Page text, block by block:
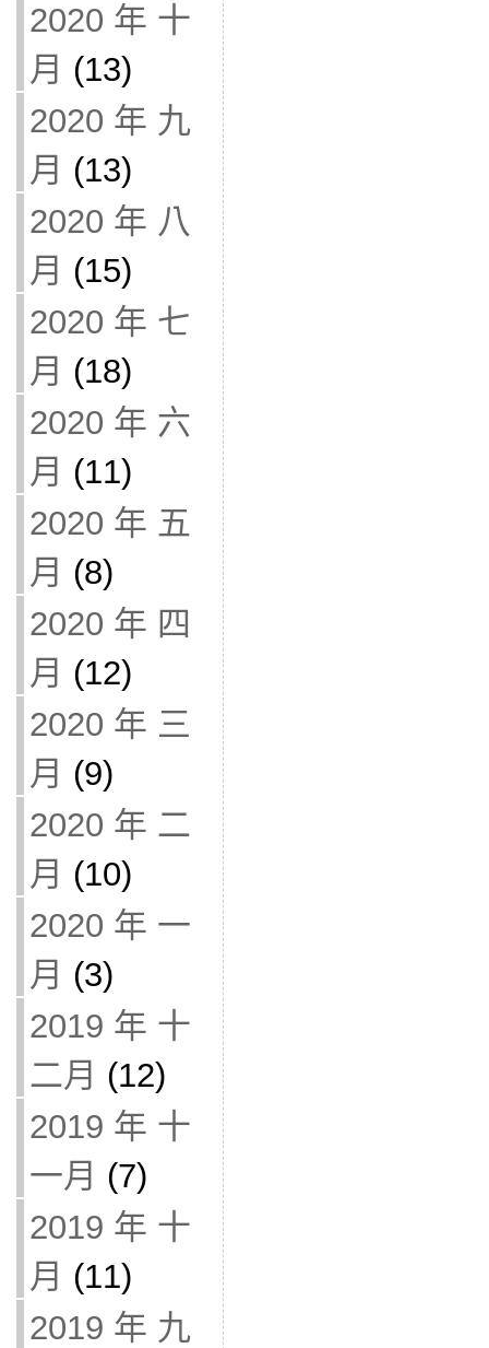
2020 年 十
月 (13)
2020 年 九
月 (13)
2020 年 八
月 (15)
2020 年 七
月 (18)
2020 年 六
月 (11)
2020 年 五
月 (8)
2020 年 四
月 (12)
2020 年 三
月 (9)
2020 年 二
月 (10)
2020 年 一
月 (3)
2019 年 十
二月 (12)
2019 年 十
一月 (7)
2019 年 十
月 (11)
2019 年 九